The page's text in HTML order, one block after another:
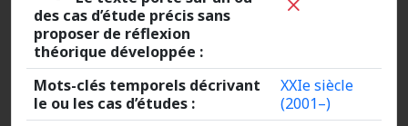
des cas d’étude précis sans
proposer de réflexion
théorique développée :
Mots-clés temporels décrivant
le ou les cas d’études :
XXIe siècle
(2001–)